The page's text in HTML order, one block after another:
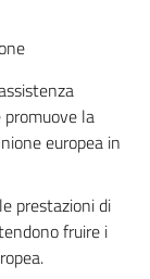
la
europea in
prestazioni di
fruire i